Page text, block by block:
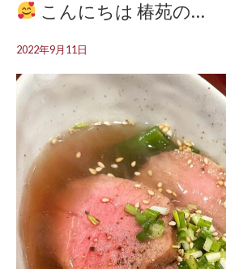
こんにちは 椿苑の…
2022年9月11日